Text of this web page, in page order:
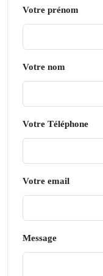
Votre prénom
Votre nom
Votre Téléphone
Votre email
Message